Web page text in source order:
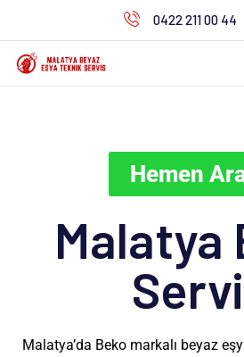
0422 211 00 44
Hemen
Malatya
Malatya’da Beko markalı beyaz